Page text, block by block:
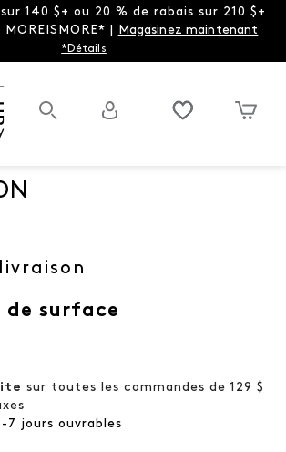
140 $+ ou 20 % de rabais sur 210 $+
| Magasinez maintenant
*Détails
de surface
sur toutes les commandes de 129 $
7 jours ouvrables